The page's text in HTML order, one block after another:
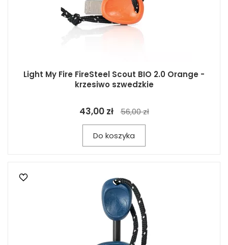
Light My Fire FireSteel Scout BIO 2.0 Orange -
krzesiwo szwedzkie
43,00 zł 56,00 zł
Do koszyka